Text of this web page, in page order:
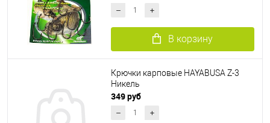
В корзину
Крючки карповые HAYABUSA Z-3
Никель
349 руб